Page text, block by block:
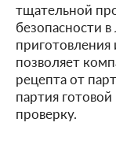
тщательной
безопасности
позволяет
рецепта от
партия
проверку.